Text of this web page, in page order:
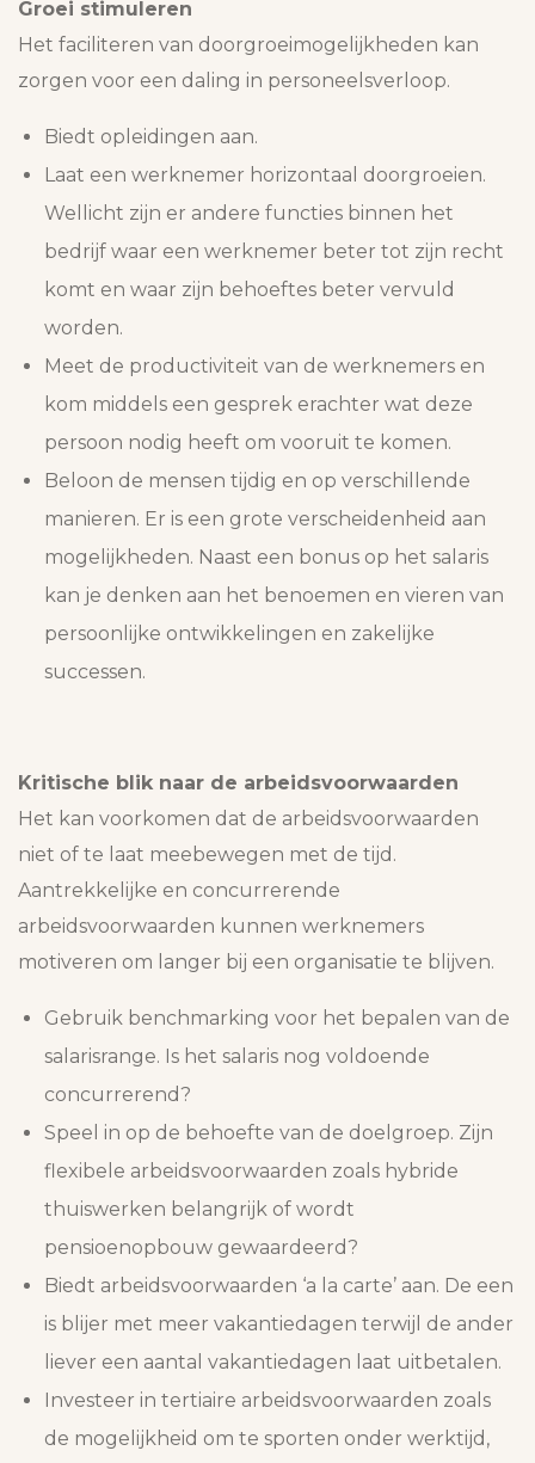
Groei stimuleren
Het faciliteren van doorgroeimogelijkheden kan
zorgen voor een daling in personeelsverloop.
Biedt opleidingen aan.
Laat een werknemer horizontaal doorgroeien.
Wellicht zijn er andere functies binnen het
bedrijf waar een werknemer beter tot zijn recht
komt en waar zijn behoeftes beter vervuld
worden.
Meet de productiviteit van de werknemers en
kom middels een gesprek erachter wat deze
persoon nodig heeft om vooruit te komen.
Beloon de mensen tijdig en op verschillende
manieren. Er is een grote verscheidenheid aan
mogelijkheden. Naast een bonus op het salaris
kan je denken aan het benoemen en vieren van
persoonlijke ontwikkelingen en zakelijke
successen.
Kritische blik naar de arbeidsvoorwaarden
Het kan voorkomen dat de arbeidsvoorwaarden
niet of te laat meebewegen met de tijd.
Aantrekkelijke en concurrerende
arbeidsvoorwaarden kunnen werknemers
motiveren om langer bij een organisatie te blijven.
Gebruik benchmarking voor het bepalen van de
salarisrange. Is het salaris nog voldoende
concurrerend?
Speel in op de behoefte van de doelgroep. Zijn
flexibele arbeidsvoorwaarden zoals hybride
thuiswerken belangrijk of wordt
pensioenopbouw gewaardeerd?
Biedt arbeidsvoorwaarden ‘a la carte’ aan. De een
is blijer met meer vakantiedagen terwijl de ander
liever een aantal vakantiedagen laat uitbetalen.
Investeer in tertiaire arbeidsvoorwaarden zoals
de mogelijkheid om te sporten onder werktijd,